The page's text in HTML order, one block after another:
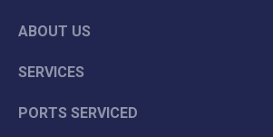
ABOUT US
SERVICES
PORTS SERVICED